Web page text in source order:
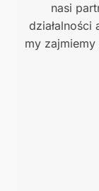
nasi
działalności
my